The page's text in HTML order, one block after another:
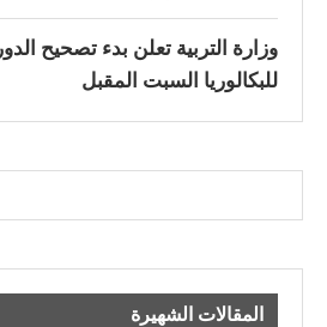
وزارة التربية تعلن بدء تصحيح
للبكالوريا السبت المقبل
المقالات الشهيرة